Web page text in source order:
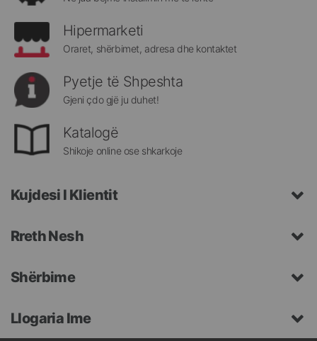
Hipermarketi
Oraret, shërbimet, adresa dhe kontaktet
Pyetje të Shpeshta
Gjeni çdo gjë ju duhet!
Katalogë
Shikoje online ose shkarkoje
Kujdesi I Klientit
Rreth Nesh
Shërbime
Llogaria Ime